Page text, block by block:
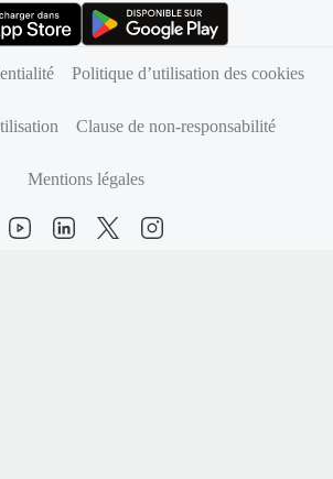
Politique d’utilisation des cookies
Clause de non-responsabilité
Mentions légales